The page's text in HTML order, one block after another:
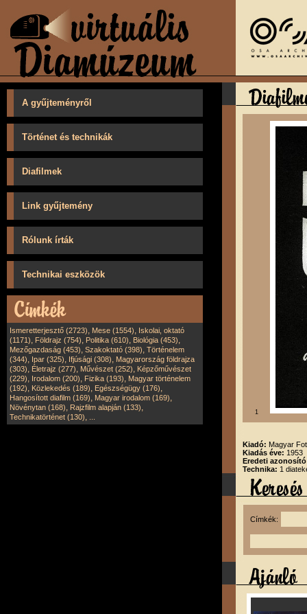
A gyűjteményről
Történet és technikák
Diafilmek
Link gyűjtemény
Rólunk írták
Technikai eszközök
Ismeretterjesztő (2723), Mese (1554), Iskolai, oktató
(1171), Földrajz (754), Politika (610), Biológia (453),
Mezőgazdaság (453), Szakoktató (398), Történelem
(344), Ipar (325), Ifjúsági (308), Magyarország földrajza
(303), Életrajz (277), Művészet (252), Képzőművészet
(229), Irodalom (200), Fizika (193), Magyar történelem
(192), Közlekedés (189), Egészségügy (176),
Hangosított diafilm (169), Magyar irodalom (169),
Növénytan (168), Rajzfilm alapján (133),
Technikatörténet (130), 1
Kiadó: Magyar
Kiadás éve: 1953
Eredeti
Technika: 1
Címkék: